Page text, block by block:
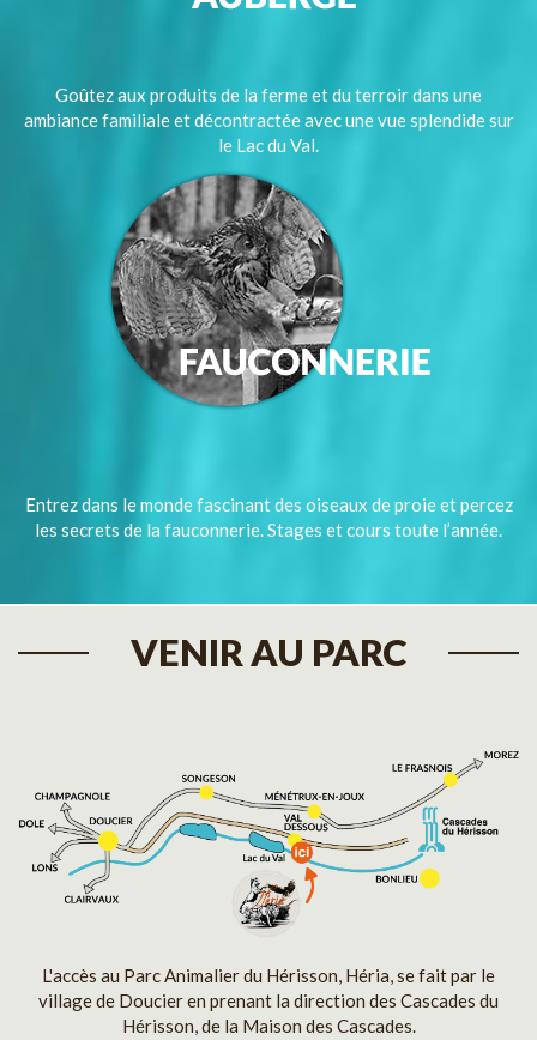
Goûtez aux produits de la ferme et du terroir dans une
ambiance familiale et décontractée avec une vue splendide sur
le Lac du Val.
Entrez dans le monde fascinant des oiseaux de proie et percez
les secrets de la fauconnerie. Stages et cours toute l’année.
VENIR AU PARC
L'accès au Parc Animalier du Hérisson, Héria, se fait par le
village de Doucier en prenant la direction des Cascades du
Hérisson, de la Maison des Cascades.